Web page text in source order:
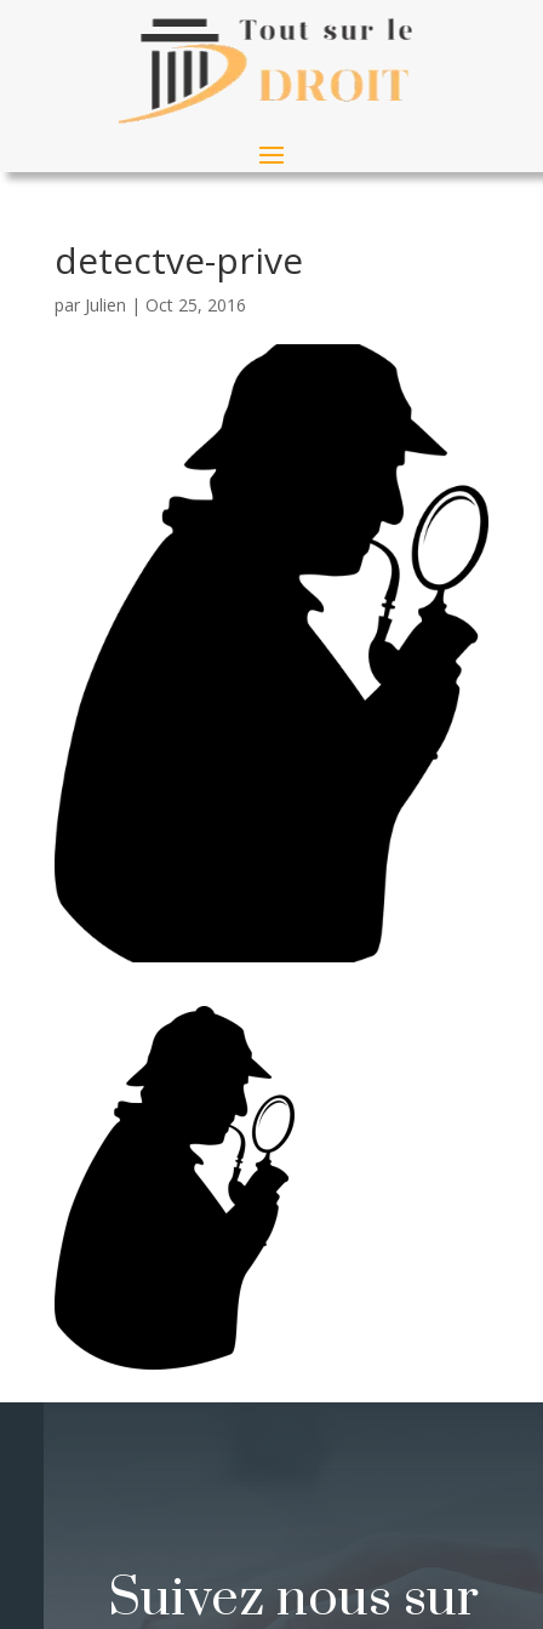
detectve-prive
par Julien | Oct 25, 2016
Suivez nous sur